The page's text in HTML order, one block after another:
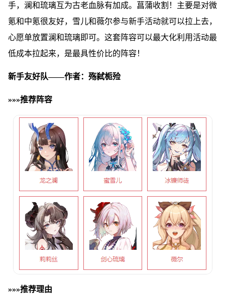
手，澜和琉璃互为古老血脉有加成。菖蒲收割！主要是对微
氪和中氪很友好，雪儿和薇尔参与新手活动就可以拉上去，
心愿单放置澜和琉璃即可。这套阵容可以最大化利用活动最
低成本拉起来，是最具性价比的阵容！
新手友好队——作者：殇弑栀殓
»»»推荐阵容
»»»推荐理由